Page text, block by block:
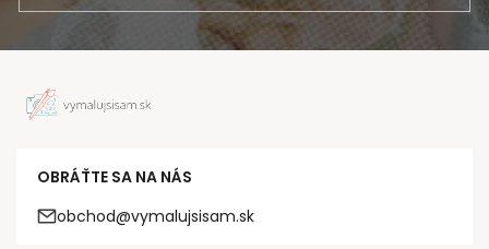
OBRÁŤTE SA NA NÁS
obchod@vymalujsisam.sk